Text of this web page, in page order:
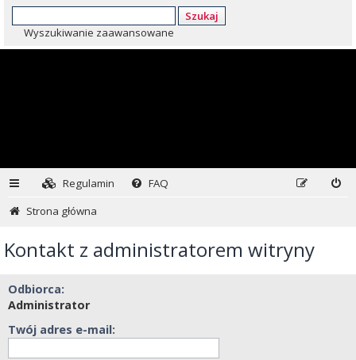
Szukaj
Wyszukiwanie zaawansowane
Regulamin
FAQ
Strona główna
Kontakt z administratorem witryny
Odbiorca:
Administrator
Twój adres e-mail: